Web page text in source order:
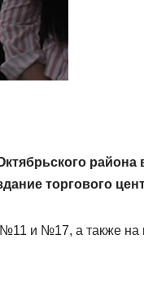
торгового
и №17, а также